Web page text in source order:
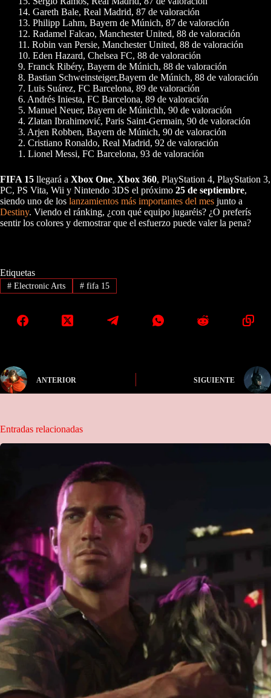
14. Gareth Bale, Real Madrid, 87 de valoración
13. Philipp Lahm, Bayern de Múnich, 87 de valoración
12. Radamel Falcao, Manchester United, 88 de valoración
11. Robin van Persie, Manchester United, 88 de valoración
10. Eden Hazard, Chelsea FC, 88 de valoración
9. Franck Ribéry, Bayern de Múnich, 88 de valoración
8. Bastian Schweinsteiger,Bayern de Múnich, 88 de valoración
7. Luis Suárez, FC Barcelona, 89 de valoración
6. Andrés Iniesta, FC Barcelona, 89 de valoración
5. Manuel Neuer, Bayern de Múnichh, 90 de valoración
4. Zlatan Ibrahimović, Paris Saint-Germain, 90 de valoración
3. Arjen Robben, Bayern de Múnich, 90 de valoración
2. Cristiano Ronaldo, Real Madrid, 92 de valoración
1. Lionel Messi, FC Barcelona, 93 de valoración
FIFA 15 llegará a Xbox One, Xbox 360, PlayStation 4, PlayStation 3,
PC, PS Vita, Wii y Nintendo 3DS el próximo 25 de septiembre,
siendo uno de los lanzamientos más importantes del mes junto a
Destiny. Viendo el ránking, ¿con qué equipo jugaréis? ¿O preferís
sentir los colores y demostrar que el esfuerzo puede valer la pena?
Etiquetas
#Electronic Arts #fifa 15
ANTERIOR SIGUIENTE
Entradas relacionadas